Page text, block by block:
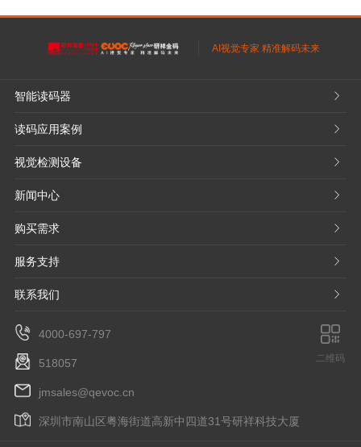
AI视觉专家 精准解码未来
智能读码器 𐃮
读码应用案例 𐃮
视觉检测设备 𐃮
新闻中心 𐃮
购买需求 𐃮
服务支持 𐃮
联系我们 𐃮
4000-697-797
518057
jmsales@qevoc.cn
深圳市南山区粤海街道高新中四道31号研祥科技大厦
二维码